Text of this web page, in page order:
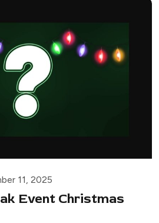
11, 2025
Event Christmas